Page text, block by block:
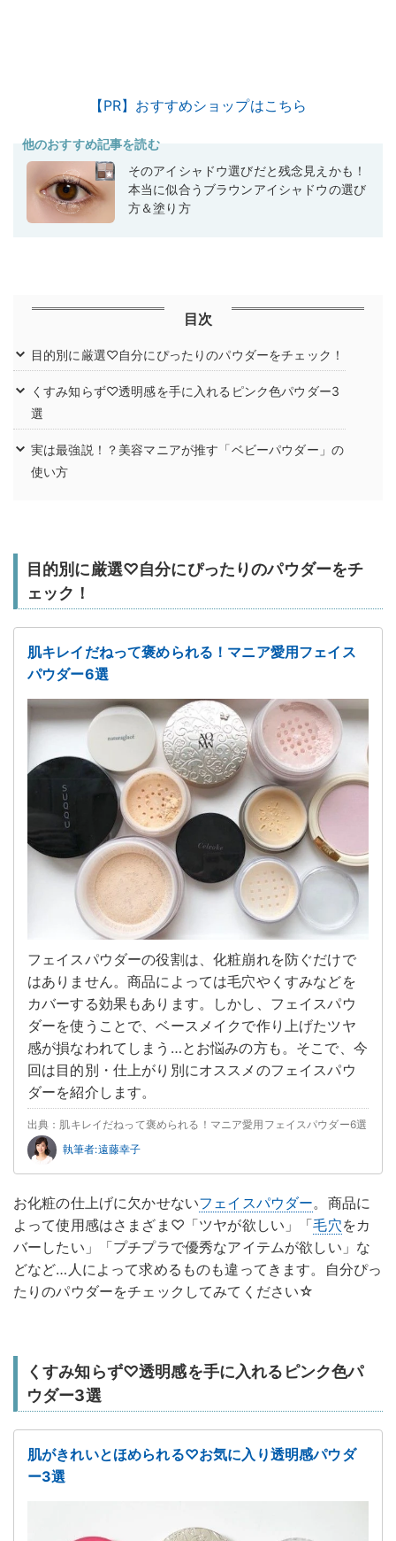
【PR】おすすめショップはこちら
他のおすすめ記事を読む
そのアイシャドウ選びだと残念見えかも！
本当に似合うブラウンアイシャドウの選び
方＆塗り方
目次
目的別に厳選♡自分にぴったりのパウダーをチェック！
くすみ知らず♡透明感を手に入れるピンク色パウダー3
選
実は最強説！？美容マニアが推す「ベビーパウダー」の
使い方
目的別に厳選♡自分にぴったりのパウダーをチ
ェック！
肌キレイだねって褒められる！マニア愛用フェイス
パウダー6選
フェイスパウダーの役割は、化粧崩れを防ぐだけで
はありません。商品によっては毛穴やくすみなどを
カバーする効果もあります。しかし、フェイスパウ
ダーを使うことで、ベースメイクで作り上げたツヤ
感が損なわれてしまう…とお悩みの方も。そこで、今
回は目的別・仕上がり別にオススメのフェイスパウ
ダーを紹介します。
出典：肌キレイだねって褒められる！マニア愛用フェイスパウダー6選
執筆者:遠藤幸子
お化粧の仕上げに欠かせないフェイスパウダー。商品に
よって使用感はさまざま♡「ツヤが欲しい」「毛穴をカ
バーしたい」「プチプラで優秀なアイテムが欲しい」な
どなど…人によって求めるものも違ってきます。自分ぴっ
たりのパウダーをチェックしてみてください☆
くすみ知らず♡透明感を手に入れるピンク色パ
ウダー3選
肌がきれいとほめられる♡お気に入り透明感パウダ
ー3選